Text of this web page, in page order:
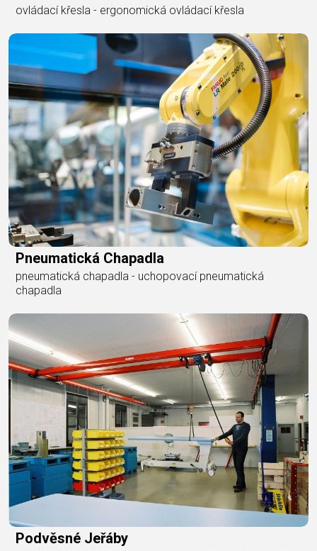
ovládací křesla - ergonomická ovládací křesla
Pneumatická Chapadla
pneumatická chapadla - uchopovací pneumatická
chapadla
Podvěsné Jeřáby